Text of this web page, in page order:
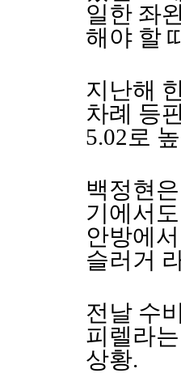
일한 좌
해야 할
지난해
차례 등
5.02로
백정현
기에서
안방에
슬러거
전날 수
피렐라
상황.